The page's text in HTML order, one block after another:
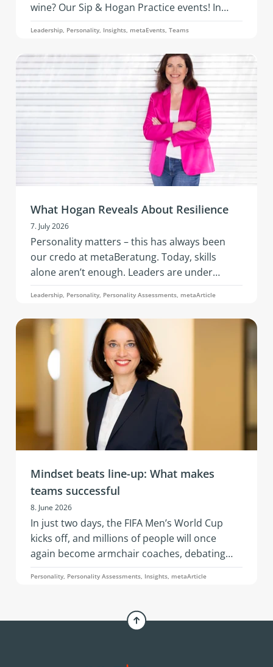
wine? Our Sip & Hogan Practice events! In
2026, this successful format is coming to
Austria and Germany - offering fresh insights,
vibrant networking, and hands‑on
development in an inspiring setting.
Leadership, Personality, Insights, metaEvents, Teams
What Hogan Reveals About Resilience
7. July 2026
Personality matters – this has always been
our credo at metaBeratung. Today, skills
alone aren’t enough. Leaders are under
constant pressure to adapt: geopolitical
tensions, economic instability, the rapid pace
of AI, changing business models, and evolving
team needs. What’s needed is resilience: that
is, the ability to remain capable of acting,
emotionally stable, and socially effective
under stress.
Leadership, Personality, Personality Assessments, metaArticle
Mindset beats line-up: What makes
teams successful
8. June 2026
In just two days, the FIFA Men’s World Cup
kicks off, and millions of people will once
again become armchair coaches, debating
squad selections, line-ups, and whether a
three-man or four-man defense is the better
Personality, Personality Assessments, Insights, metaArticle